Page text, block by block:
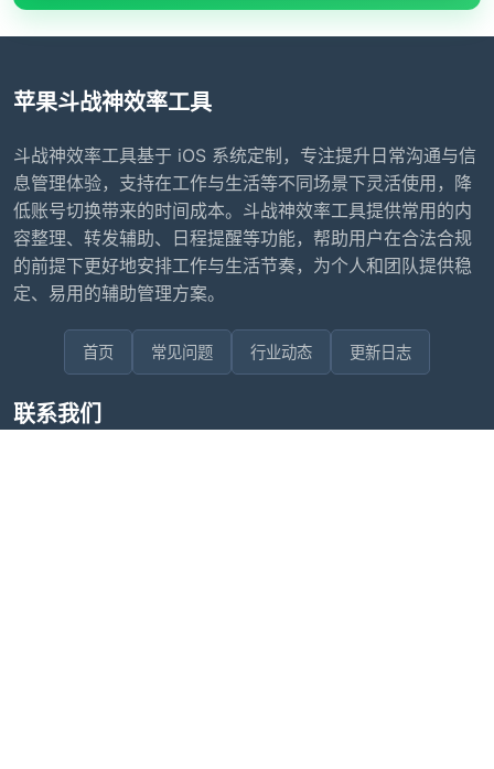
苹果斗战神效率工具
斗战神效率工具基于 iOS 系统定制，专注提升日常沟通与信
息管理体验，支持在工作与生活等不同场景下灵活使用，降
低账号切换带来的时间成本。斗战神效率工具提供常用的内
容整理、转发辅助、日程提醒等功能，帮助用户在合法合规
的前提下更好地安排工作与生活节奏，为个人和团队提供稳
定、易用的辅助管理方案。
首页 常见问题 行业动态 更新日志
联系我们